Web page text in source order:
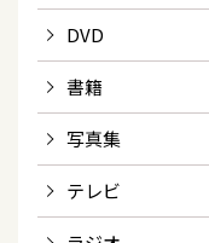
DVD
書籍
写真集
テレビ